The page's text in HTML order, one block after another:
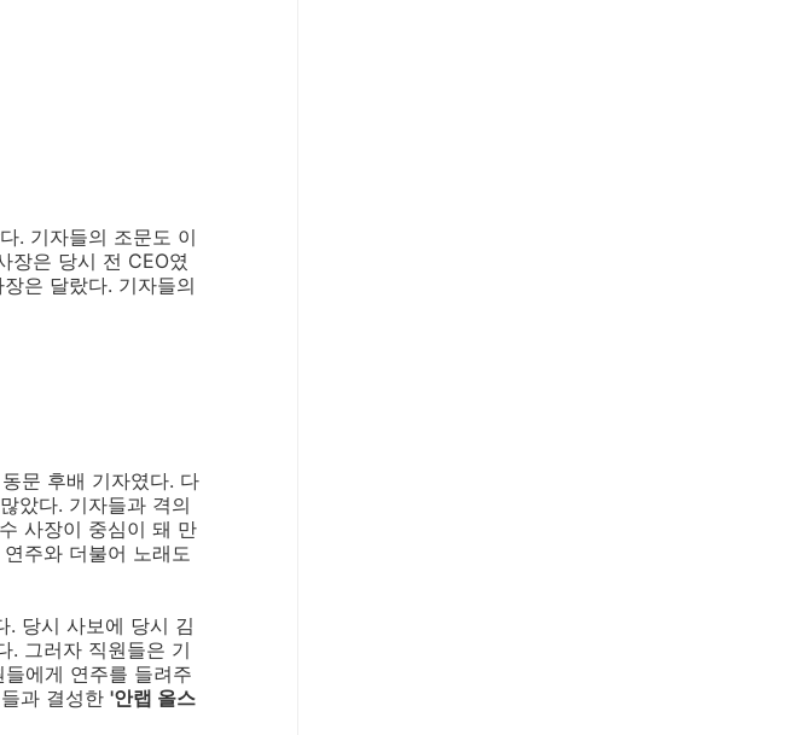
. 기자들의 조문도 이
장은 당시 전 CEO였
은 달랐다. 기자들의
문 후배 기자였다. 다
았다. 기자들과 격의
사장이 중심이 돼 만
주와 더불어 노래도
당시 사보에 당시 김
. 그러자 직원들은 기
에게 연주를 들려주
과 결성한 '안랩 올스